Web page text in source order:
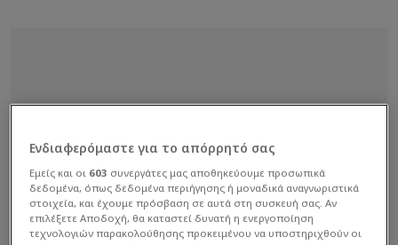
Ενδιαφερόμαστε για το απόρρητό σας
Εμείς και οι 603 συνεργάτες μας αποθηκεύουμε προσωπικά
δεδομένα, όπως δεδομένα περιήγησης ή μοναδικά αναγνωριστικά
στοιχεία, και έχουμε πρόσβαση σε αυτά στη συσκευή σας. Αν
επιλέξετε Αποδοχή, θα καταστεί δυνατή η ενεργοποίηση
τεχνολογιών παρακολούθησης προκειμένου να υποστηριχθούν οι